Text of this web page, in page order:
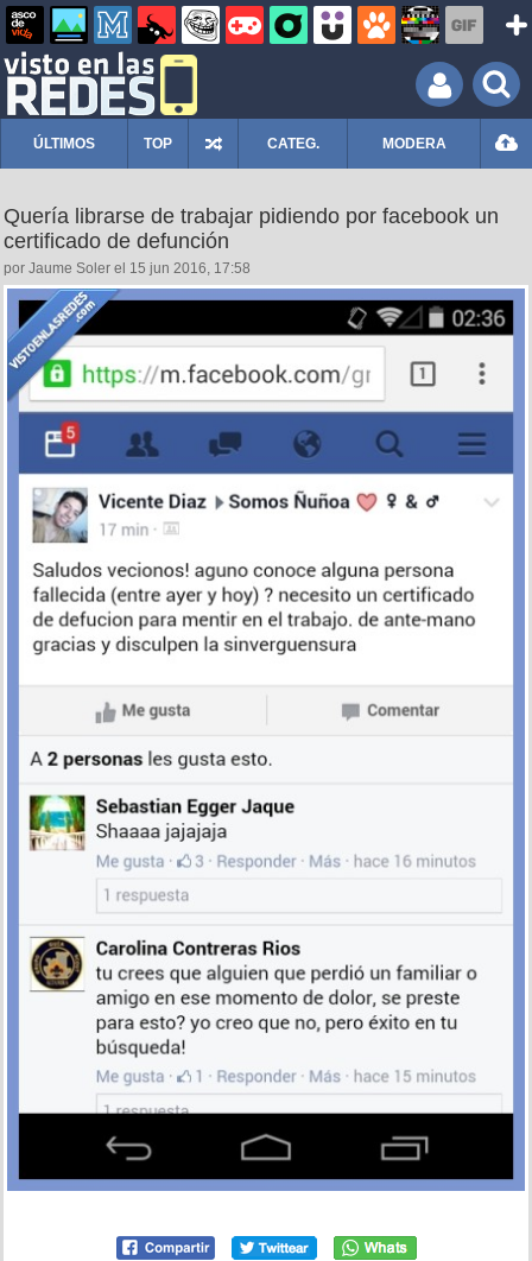
ÚLTIMOS TOP CATEG. MODERA
Quería librarse de trabajar pidiendo por facebook un
certificado de defunción
por Jaume Soler el 15 jun 2016, 17:58